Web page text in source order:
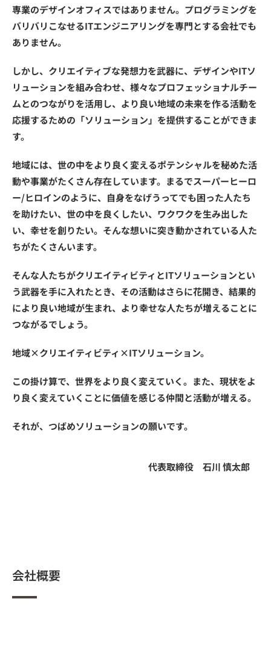
専業のデザインオフィスではありません。プログラミングを
バリバリこなせるITエンジニアリングを専門とする会社でも
ありません。
しかし、クリエイティブな発想力を武器に、デザインやITソ
リューションを組み合わせ、様々なプロフェッショナルチー
ムとのつながりを活用し、より良い地域の未来を作る活動を
応援するための「ソリューション」を提供することができま
す。
地域には、世の中をより良く変えるポテンシャルを秘めた活
動や事業がたくさん存在しています。まるでスーパーヒーロ
ー/ヒロインのように、自身をなげうってでも困った人たち
を助けたい、世の中を良くしたい、ワクワクを生み出した
い、幸せを創りたい。そんな想いに突き動かされている人た
ちがたくさんいます。
そんな人たちがクリエイティビティとITソリューションとい
う武器を手に入れたとき、その活動はさらに花開き、結果的
により良い地域が生まれ、より幸せな人たちが増えることに
つながるでしょう。
地域×クリエイティビティ×ITソリューション。
この掛け算で、世界をより良く変えていく。また、現状をよ
り良く変えていくことに価値を感じる仲間と活動が増える。
それが、つばめソリューションの願いです。
代表取締役 石川 慎太郎
会社概要